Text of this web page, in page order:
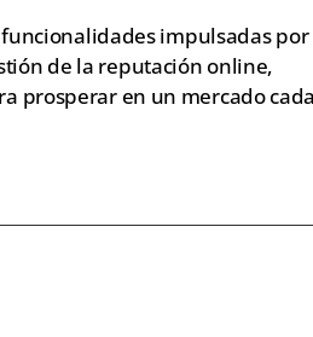
impulsadas por
de la reputación online,
prosperar en un mercado